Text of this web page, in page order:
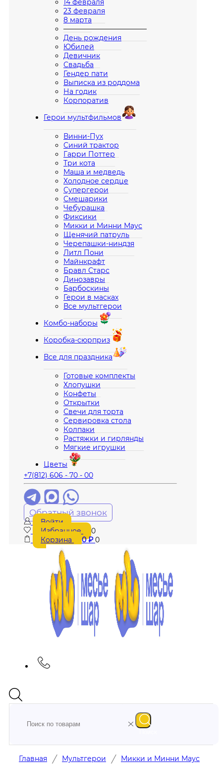
14 февраля
23 февраля
8 марта
————————————
День рождения
Юбилей
Девичник
Свадьба
Гендер пати
Выписка из роддома
На годик
Корпоратив
Герои мультфильмов
Винни-Пух
Синий трактор
Гарри Поттер
Три кота
Маша и медведь
Холодное сердце
Супергерои
Смешарики
Чебурашка
Фиксики
Микки и Минни Маус
Щенячий патруль
Черепашки-ниндзя
Литл Пони
Майнкрафт
Бравл Старс
Динозавры
Барбоскины
Герои в масках
Все мультгерои
Комбо-наборы
Коробка-сюрприз
Все для праздника
Готовые комплекты
Хлопушки
Конфеты
Открытки
Свечи для торта
Сервировка стола
Колпаки
Растяжки и гирлянды
Мягкие игрушки
Цветы
+7(812) 606 - 70 - 00
Обратный звонок
Войти
Избранное
0
Корзина
0₽ 0
Главная / Мультгерои / Микки и Минни Маус